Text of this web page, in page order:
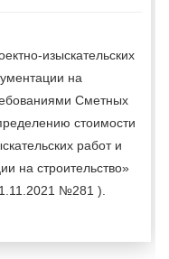
изыскательских
на
Сметных
стоимости
работ и
на строительство»
№281 ).